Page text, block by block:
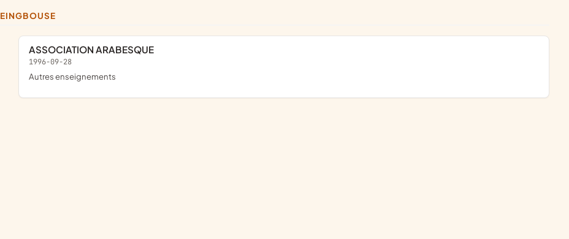
SEINGBOUSE
ASSOCIATION ARABESQUE
1996-09-28
Autres enseignements